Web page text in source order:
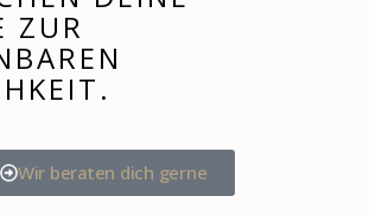
ZUR
Wir beraten dich gerne